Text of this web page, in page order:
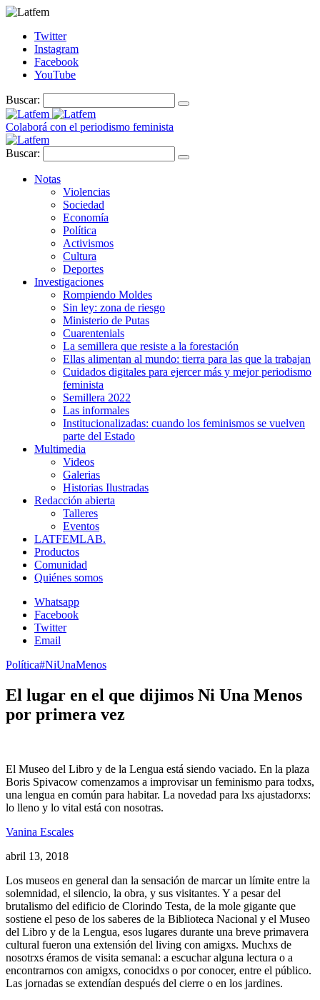
Twitter
Instagram
Facebook
YouTube
Buscar:
Colaborá con el periodismo feminista
Buscar:
Notas
Violencias
Sociedad
Economía
Política
Activismos
Cultura
Deportes
Investigaciones
Rompiendo Moldes
Sin ley: zona de riesgo
Ministerio de Putas
Cuarentenials
La semillera que resiste a la forestación
Ellas alimentan al mundo: tierra para las que la trabajan
Cuidados digitales para ejercer más y mejor periodismo
feminista
Semillera 2022
Las informales
Institucionalizadas: cuando los feminismos se vuelven
parte del Estado
Multimedia
Videos
Galerias
Historias Ilustradas
Redacción abierta
Talleres
Eventos
LATFEMLAB.
Productos
Comunidad
Quiénes somos
Whatsapp
Facebook
Twitter
Email
Política#NiUnaMenos
El lugar en el que dijimos Ni Una Menos
por primera vez
El Museo del Libro y de la Lengua está siendo vaciado. En la plaza
Boris Spivacow comenzamos a improvisar un feminismo para todxs,
una lengua en común para habitar. La novedad para lxs ajustadorxs:
lo lleno y lo vital está con nosotras.
Vanina Escales
abril 13, 2018
Los museos en general dan la sensación de marcar un límite entre la
solemnidad, el silencio, la obra, y sus visitantes. Y a pesar del
brutalismo del edificio de Clorindo Testa, de la mole gigante que
sostiene el peso de los saberes de la Biblioteca Nacional y el Museo
del Libro y de la Lengua, esos lugares durante una breve primavera
cultural fueron una extensión del living con amigxs. Muchxs de
nosotrxs éramos de visita semanal: a escuchar alguna lectura o a
encontrarnos con amigxs, conocidxs o por conocer, entre el público.
Las jornadas se extendían después del cierre o en los jardines.